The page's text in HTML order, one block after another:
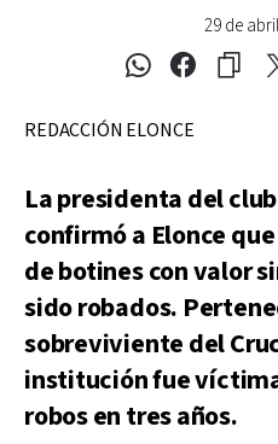
29 de
REDACCIÓN ELONCE
La presidenta del
confirmó a Elonce
de botines con valor
sido robados.
sobreviviente del
institución fue
robos en tres años.